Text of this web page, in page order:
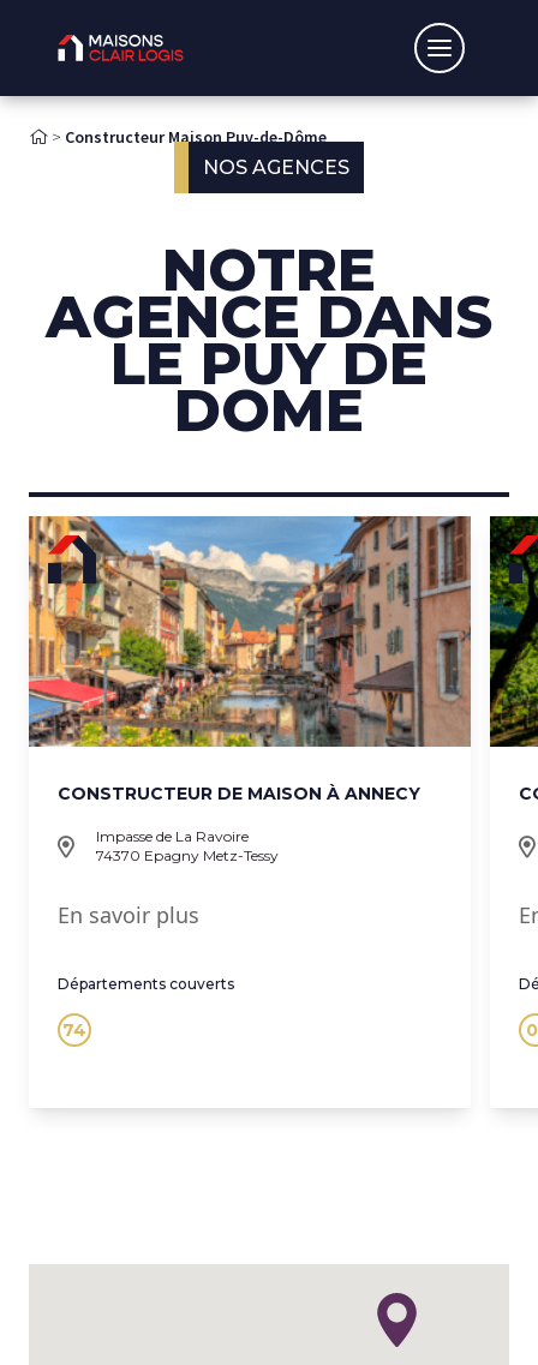
Accueil
> Constructeur Maison Puy-de-Dôme
NOS AGENCES
NOTRE
AGENCE DANS
LE PUY DE
DOME
CONSTRUCTEUR DE MAISON À ANNECY
Impasse de La Ravoire
74370 Epagny Metz-Tessy
En savoir plus
Départements couverts
74